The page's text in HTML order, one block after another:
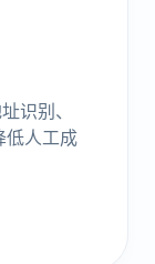
识别、
低人工成